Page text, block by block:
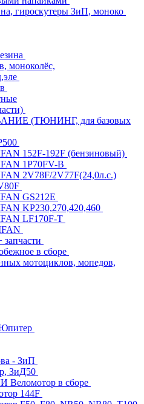
гироскутеры ЗиП, моноко
моноколёс,
(ТЮНИНГ, для базовых
152F-192F (бензиновый)
1P70FV-B
2V78F/2V77F(24,0л.с.)
GS212E
KP230,270,420,460
LF170F-T
запчасти
в сборе
мотоциклов, мопедов,
- ЗиП
ЗиД50
в сборе
144F